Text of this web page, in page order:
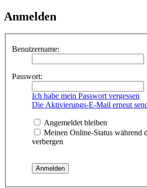
Anmelden
Benutzername:
Passwort:
Ich habe mein Passwort vergessen
Die Aktivierungs-E-Mail erneut
Angemeldet bleiben
Meinen Online-Status während
verbergen